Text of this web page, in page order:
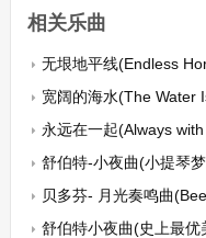
相关乐曲
无垠地平线(Endless
宽阔的海水(The Water
永远在一起(Always
舒伯特-小夜曲(小提琴
贝多芬- 月光奏鸣曲
舒伯特小夜曲(史上最优